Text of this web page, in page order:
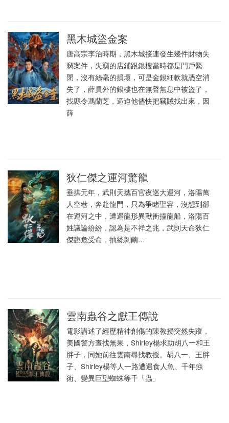
黑木城盜金案
唐高宗李治時期，黑木城接連發生幾件財物失
竊案件，失竊的店鋪跟銀樓當時都是門戶緊
閉，沒有絲毫的損壞，可是金銀細軟就憑空消
失了，薛員外的銀樓也在無聲無息中被盜了，
找縣令馮蘭芝，逼迫他儘快把竊賊找出來，因
薛
狄仁傑之運河驚龍
垂拱元年，武則天攜百官夜巡大運河，洛陽萬
人空巷，奔赴龍門，只為爭睹聖容，沒想到卻
在運河之中，遭遇龍形異獸衝撞龍船，洛陽百
姓議論紛紛，認為是不祥之兆，武則天命狄仁
傑臨危受命，抽絲剝繭…
雲南蟲谷之獻王傳說
電影講述了經歷精神創傷的陳教授突然失蹤，
美國警方查找無果，Shirley楊求助胡八一和王
胖子，同她前往雲南尋找教授。胡八一、王胖
子、Shirley楊等人一路遭遇食人魚、千年痋
術、變異巨型蜘蛛等千「蟲」